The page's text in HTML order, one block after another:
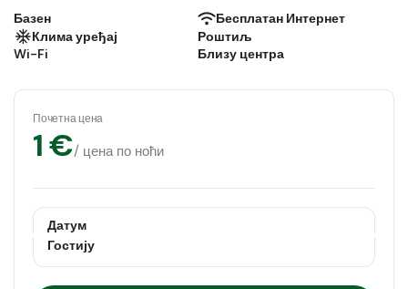
Базен
Бесплатан Интернет
Клима уређај
Роштиљ
Wi-Fi
Близу центра
Почетна цена
1 €/ цена по ноћи
Датум
Гостију